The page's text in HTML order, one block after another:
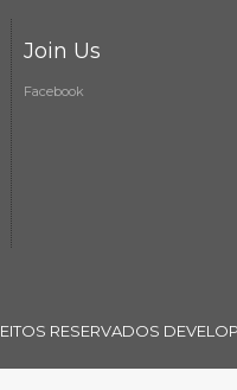
Join Us
Facebook
RESERVADOS